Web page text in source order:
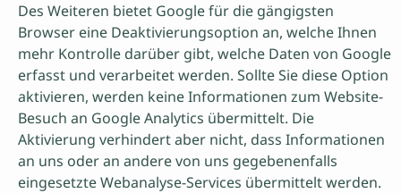
Des Weiteren bietet Google für die gängigsten
Browser eine Deaktivierungsoption an, welche Ihnen
mehr Kontrolle darüber gibt, welche Daten von Google
erfasst und verarbeitet werden. Sollte Sie diese Option
aktivieren, werden keine Informationen zum Website-
Besuch an Google Analytics übermittelt. Die
Aktivierung verhindert aber nicht, dass Informationen
an uns oder an andere von uns gegebenenfalls
eingesetzte Webanalyse-Services übermittelt werden.